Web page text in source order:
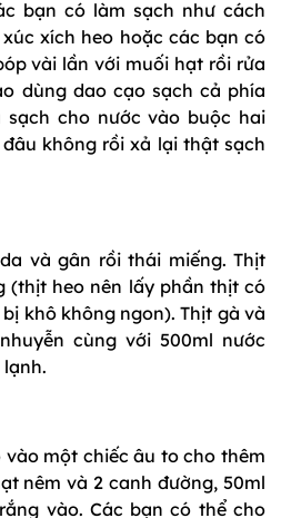
bạn có làm sạch như cách
xích heo hoặc các bạn có
vài lần với muối hạt rồi rửa
dùng dao cạo sạch cả phía
cho nước vào buộc hai
không rồi xả lại thật sạch
và gân rồi thái miếng. Thịt
(thịt heo nên lấy phần thịt có
khô không ngon). Thịt gà và
cùng với 500ml nước
một chiếc âu to cho thêm
nêm và 2 canh đường, 50ml
vào. Các bạn có thể cho